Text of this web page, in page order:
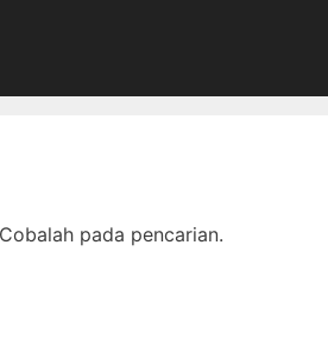
pada pencarian.